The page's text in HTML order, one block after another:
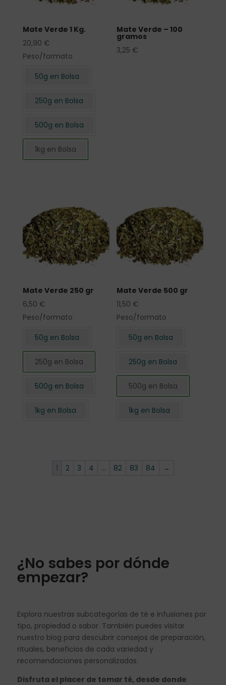
Mate Verde 1 Kg.
20,90 €
Peso/formato
50g en Bolsa
250g en Bolsa
500g en Bolsa
1kg en Bolsa
Mate Verde – 100
gramos
3,25 €
Mate Verde 250 gr
6,50 €
Peso/formato
50g en Bolsa
250g en Bolsa
500g en Bolsa
1kg en Bolsa
Mate Verde 500 gr
11,50 €
Peso/formato
50g en Bolsa
250g en Bolsa
500g en Bolsa
1kg en Bolsa
1 2 3 4 … 82 83 84 →
¿No sabes por dónde
empezar?
Explora nuestras subcategorías de té e infusiones por
tipo, propiedad o sabor. También puedes visitar
nuestro blog para descubrir consejos de preparación,
rituales, beneficios de cada variedad y
recomendaciones personalizadas.
Disfruta el placer de tomar té, desde donde